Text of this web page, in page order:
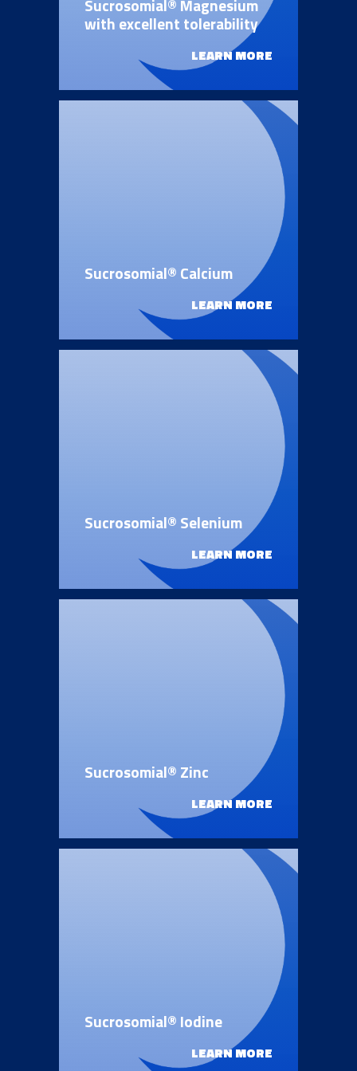
Sucrosomial® Magnesium
with excellent tolerability
LEARN MORE
Sucrosomial® Calcium
LEARN MORE
Sucrosomial® Selenium
LEARN MORE
Sucrosomial® Zinc
LEARN MORE
Sucrosomial® Iodine
LEARN MORE